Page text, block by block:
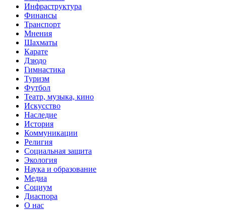
Инфраструктура
Финансы
Транспорт
Мнения
Шахматы
Карате
Дзюдо
Гимнастика
Туризм
Футбол
Театр, музыка, кино
Искусство
Наследие
История
Коммуникации
Религия
Социальная защита
Экология
Наука и образование
Медиа
Социум
Диаспора
О нас